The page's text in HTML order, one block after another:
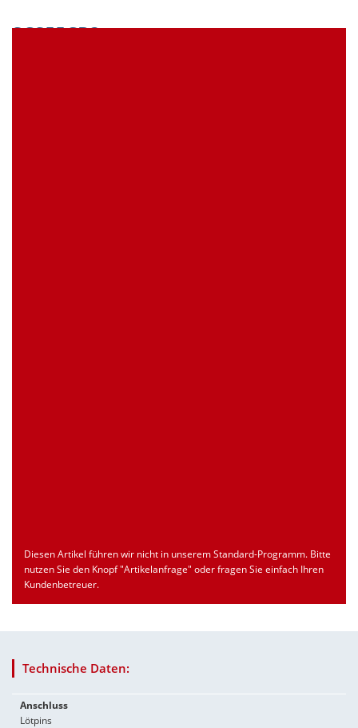
SCS55CB3
Diesen Artikel führen wir nicht in unserem Standard-Programm. Bitte
nutzen Sie den Knopf "Artikelanfrage" oder fragen Sie einfach Ihren
Kundenbetreuer.
Technische Daten:
Anschluss
Lötpins